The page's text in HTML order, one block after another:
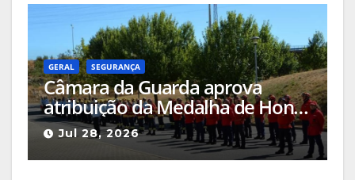
GERAL SEGURANÇA
Câmara da Guarda aprova
atribuição da Medalha de Honra
de Grau Ouro à Associação
Humanitária de Bombeiros
Voluntários da Guarda
Jul 28, 2026